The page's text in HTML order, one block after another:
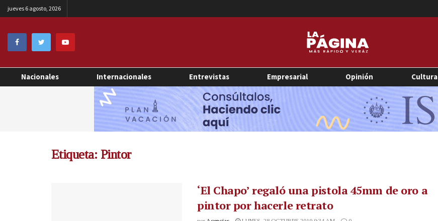
jueves 6 agosto, 2026
Nacionales Internacionales Entrevistas Empresarial Opinión Cultura
Etiqueta: Pintor
‘El Chapo’ regaló una pistola 45mm de oro a
pintor por hacerle retrato